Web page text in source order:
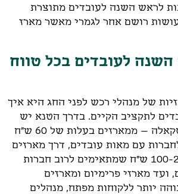
לראש השנה לעובדים מתוצרת
רושם אחר לגמרי מאשר מארז
לעובדים בכל טווח
של מנהלי רכש לפני החג היא איך
לתקציב הקיים. בדרך הטנא יש
לכם פתרונות בכל סקאלה – ממארזים בעלות של 60 ש"ח
עם מאות עובדים, דרך מארזים
בינוניים בטווח 100-200 ש"ח שמתאימים לרוב חברות
ועד מארזי פרימיום ומארזים
יותר ללקוחות מפתח, מנהלים